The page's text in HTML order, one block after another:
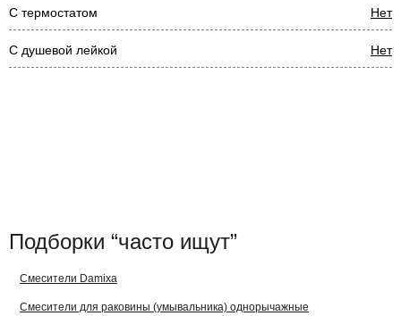
С термостатом Нет
С душевой лейкой Нет
Подборки “часто ищут”
Смесители Damixa
Смесители для раковины (умывальника) однорычажные